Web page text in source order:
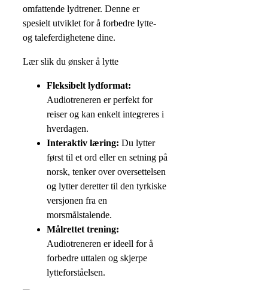
omfattende lydtrener. Denne er
spesielt utviklet for å forbedre lytte-
og taleferdighetene dine.
Lær slik du ønsker å lytte
Fleksibelt lydformat:
Audiotreneren er perfekt for
reiser og kan enkelt integreres i
hverdagen.
Interaktiv læring: Du lytter
først til et ord eller en setning på
norsk, tenker over oversettelsen
og lytter deretter til den tyrkiske
versjonen fra en
morsmålstalende.
Målrettet trening:
Audiotreneren er ideell for å
forbedre uttalen og skjerpe
lytteforståelsen.